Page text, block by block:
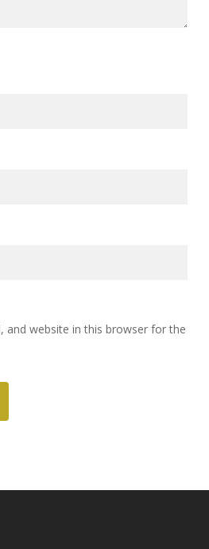
and website in this browser for the